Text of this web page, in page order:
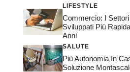
LIFESTYLE
Commercio: I
Sviluppati Più
Anni
SALUTE
Più Autonomia In
Soluzione